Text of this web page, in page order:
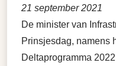
21 september 2021
De minister van
Prinsjesdag, namens
Deltaprogramma